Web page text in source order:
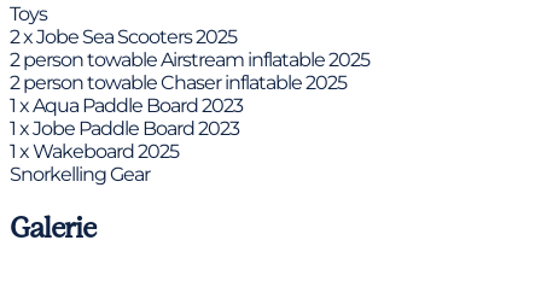
Toys
2 x Jobe Sea Scooters 2025
2 person towable Airstream inflatable 2025
2 person towable Chaser inflatable 2025
1 x Aqua Paddle Board 2023
1 x Jobe Paddle Board 2023
1 x Wakeboard 2025
Snorkelling Gear
Galerie